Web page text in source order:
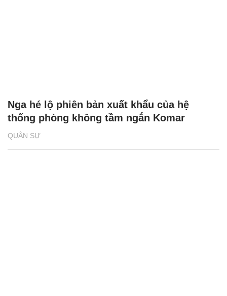
QUÂN SỰ
Nga hé lộ phiên bản xuất khẩu của hệ
thống phòng không tầm ngắn Komar